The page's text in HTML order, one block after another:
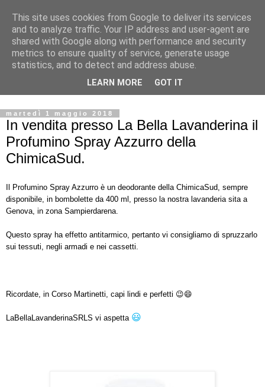
La Bella Lavanderina
In Corso Martinetti, capi lindi e perfetti! Servizio rapido di
qualità. Lavaggio a secco/idrocarburo, ad acqua e servizio
martedì 1 maggio 2018
In vendita presso La Bella Lavanderina il
Profumino Spray Azzurro della
ChimicaSud.
Il Profumino Spray Azzurro è un deodorante della ChimicaSud, sempre
disponibile, in bombolette da 400 ml, presso la nostra lavanderia sita a
Genova, in zona Sampierdarena.
Questo spray ha effetto antitarmico, pertanto vi consigliamo di spruzzarlo
sui tessuti, negli armadi e nei cassetti.
Ricordate, in Corso Martinetti, capi lindi e perfetti 😉😄
LaBellaLavanderinaSRLS vi aspetta 😃
This site uses cookies from Google to deliver its services
and to analyze traffic. Your IP address and user-agent are
shared with Google along with performance and security
metrics to ensure quality of service, generate usage
statistics, and to detect and address abuse.
LEARN MORE GOT IT